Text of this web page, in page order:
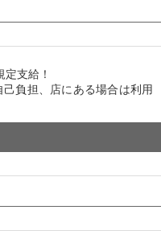
支給！
負担、店にある場合は利用